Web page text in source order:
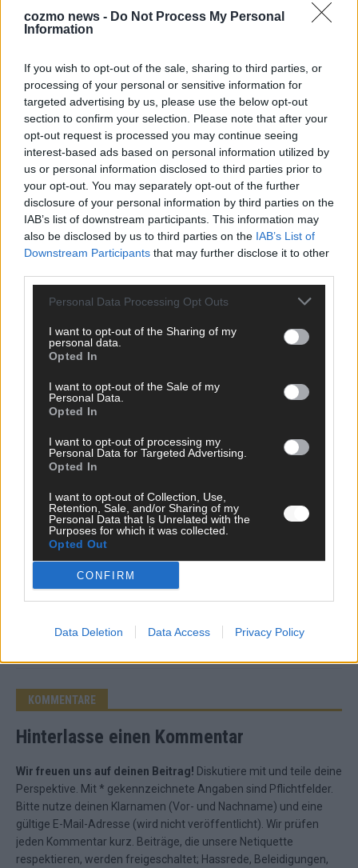
cozmo news - Do Not Process My Personal
Information
If you wish to opt-out of the sale, sharing to third parties, or
processing of your personal or sensitive information for
targeted advertising by us, please use the below opt-out
section to confirm your selection. Please note that after your
opt-out request is processed you may continue seeing
interest-based ads based on personal information utilized by
us or personal information disclosed to third parties prior to
your opt-out. You may separately opt-out of the further
disclosure of your personal information by third parties on the
IAB’s list of downstream participants. This information may
also be disclosed by us to third parties on the IAB’s List of
Downstream Participants that may further disclose it to other
Personal Data Processing Opt Outs
I want to opt-out of the Sharing of my
personal data.
Opted In
I want to opt-out of the Sale of my
Personal Data.
Opted In
I want to opt-out of processing my
Personal Data for Targeted Advertising.
Opted In
I want to opt-out of Collection, Use,
Retention, Sale, and/or Sharing of my
Personal Data that Is Unrelated with the
Purposes for which it was collected.
Opted Out
CONFIRM
Data Deletion Data Access Privacy Policy
ANZEIGE
Über Redaktion | Stuttgarter Blatt
Das Stuttgarter Blatt ist eine unabhängige, digitale
Nachrichtenplattform mit Sitz in Stuttgart. Unsere Redaktion
berichtet fundiert, verständlich und aktuell über das Geschehen
in der Region, in Deutschland und der Welt. Wir verbinden
klassisches journalistisches Handwerk mit modernen
KOMMENTARE
Hinterlasse einen Kommentar
Wir freuen uns auf deinen Beitrag! Diskutiere mit und teile deine
Perspektive. Mit * gekennzeichnete Angaben sind Pflichtfelder.
Bitte nutze deinen Klarnamen (Vor- und Nachname) und eine
gültige E-Mail-Adresse (wird nicht veröffentlicht). Wir prüfen
jeden Kommentar kurz. Beiträge, die unsere Netiquette
respektieren, werden freigeschaltet; Hassrede, Beleidigungen,